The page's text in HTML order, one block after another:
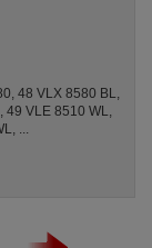
48 VLX 8580 BL,
VLE 8510 WL,
...